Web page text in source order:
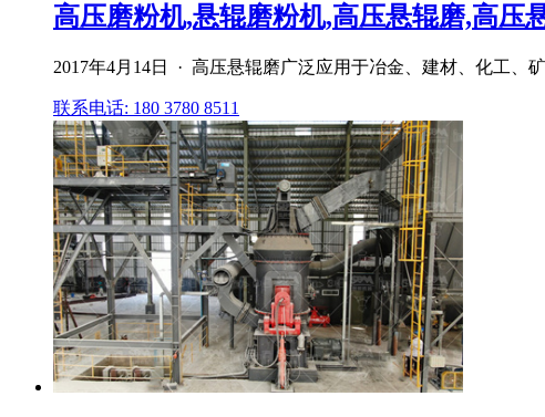
高压磨粉机,悬辊磨粉机,高压悬辊磨,高压
2017年4月14日 · 高压悬辊磨广泛应用于冶金、建材、化工、
联系电话: 180 3780 8511